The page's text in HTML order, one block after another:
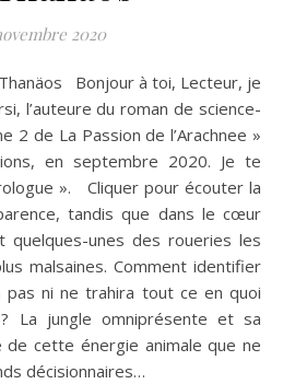
2020
l’auteure du roman de science-
2 de La Passion de l’Arachnee »
en septembre 2020. Je te
». Cliquer pour écouter la
tandis que dans le cœur
unes des roueries les
malsaines. Comment identifier
pas ni ne trahira tout ce en quoi
La jungle omniprésente et sa
de cette énergie animale que ne
décisionnaires…